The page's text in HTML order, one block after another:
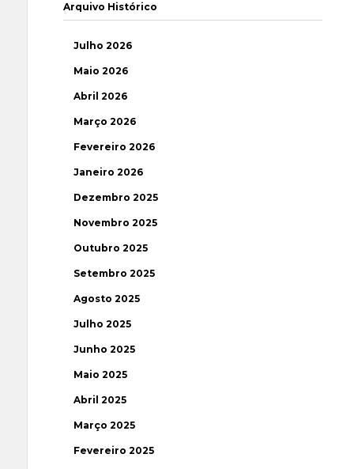
Arquivo Histórico
Julho 2026
Maio 2026
Abril 2026
Março 2026
Fevereiro 2026
Janeiro 2026
Dezembro 2025
Novembro 2025
Outubro 2025
Setembro 2025
Agosto 2025
Julho 2025
Junho 2025
Maio 2025
Abril 2025
Março 2025
Fevereiro 2025